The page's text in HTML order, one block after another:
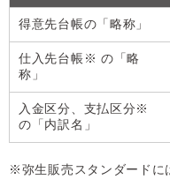
得意先台帳の「略称」
仕入先台帳※ の「略
称」
入金区分、支払区分※
の「内訳名」
※弥生販売スタンダードに